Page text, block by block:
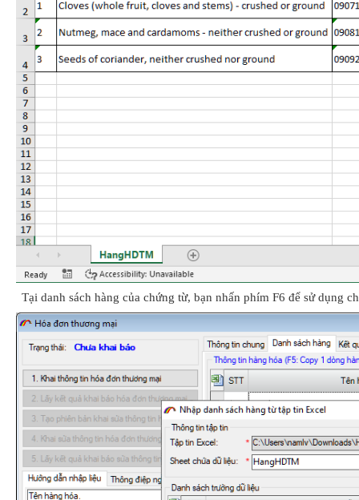
Tại danh sách hàng của chứng từ, bạn nhấn phím F6 để sử dụng